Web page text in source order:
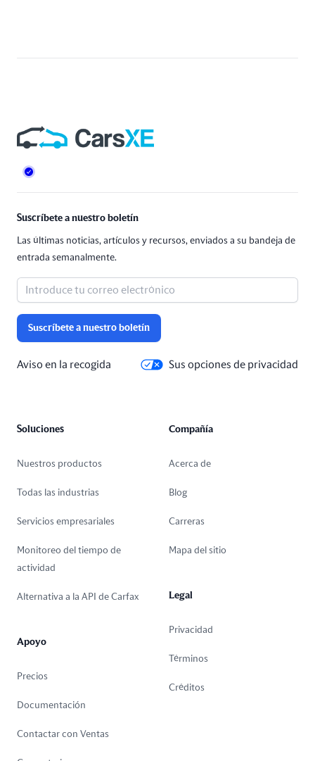
Pie de página
Suscríbete a nuestro boletín
Las últimas noticias, artículos y recursos, enviados a su bandeja de
entrada semanalmente.
Suscríbete a nuestro boletín
Aviso en la recogida Sus opciones de privacidad
Soluciones
Nuestros productos
Todas las industrias
Servicios empresariales
Monitoreo del tiempo de
actividad
Alternativa a la API de Carfax
Apoyo
Precios
Documentación
Contactar con Ventas
Compañía
Acerca de
Blog
Carreras
Mapa del sitio
Legal
Privacidad
Términos
Créditos